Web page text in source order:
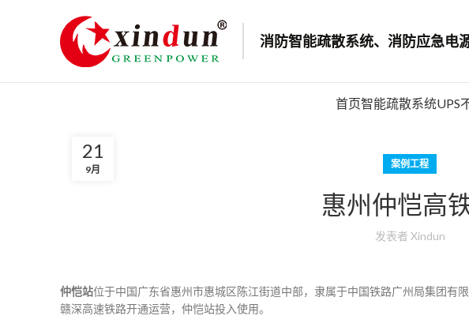
消防智能疏散系统、消防应急电
首页智能疏散系统UPS
案例工程
惠州仲恺高
发表者 Xindun
21
9月
仲恺站位于中国广东省惠州市惠城区陈江街道中部，隶属于中国铁路广州局集团有
赣深高速铁路开通运营，仲恺站投入使用。